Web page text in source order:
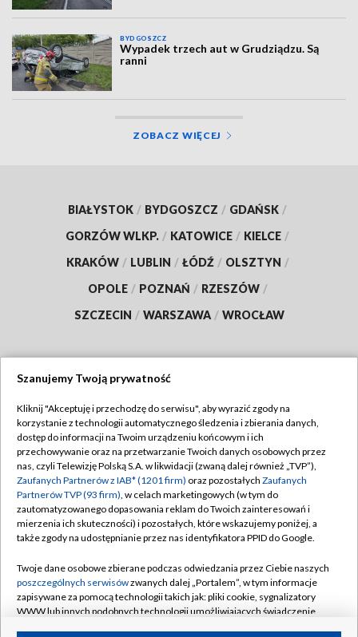
BYDGOSZCZ
Wypadek trzech aut w Grudziądzu. Są
ranni
ZOBACZ WIĘCEJ
BIAŁYSTOK / BYDGOSZCZ / GDAŃSK /
GORZÓW WLKP. / KATOWICE / KIELCE /
KRAKÓW / LUBLIN / ŁÓDŹ / OLSZTYN /
OPOLE / POZNAŃ / RZESZÓW /
SZCZECIN / WARSZAWA / WROCŁAW
TVP
Abonament TVP
Emisja w TVP
Centrum informacji TVP
Naziemna Telewizja Cyfrowa
Rada Programowa
System NOS
Informacje o nadawcy
Regulamin TVP
Polityka prywatności
Moje zgody
Pomoc
Kontakt
Szanujemy Twoją prywatność
Kliknij "Akceptuję i przechodzę do serwisu", aby wyrazić zgody na
korzystanie z technologii automatycznego śledzenia i zbierania danych,
dostęp do informacji na Twoim urządzeniu końcowym i ich
przechowywanie oraz na przetwarzanie Twoich danych osobowych przez
nas, czyli Telewizję Polską S.A. w likwidacji (zwaną dalej również „TVP”),
Zaufanych Partnerów z IAB* (1201 firm) oraz pozostałych Zaufanych
Partnerów TVP (93 firm), w celach marketingowych (w tym do
zautomatyzowanego dopasowania reklam do Twoich zainteresowań i
mierzenia ich skuteczności) i pozostałych, które wskazujemy poniżej, a
także zgody na udostępnianie przez nas identyfikatora PPID do Google.
Twoje dane osobowe zbierane podczas odwiedzania przez Ciebie naszych
poszczególnych serwisówzwanych dalej „Portalem”, w tym informacje
zapisywane za pomocą technologii takich jak: pliki cookie, sygnalizatory
WWW lub innych podobnych technologii umożliwiających świadczenie